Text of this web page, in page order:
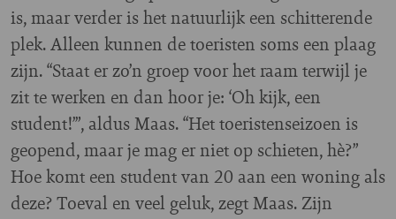
is, maar verder is het natuurlijk een schitterende
plek. Alleen kunnen de toeristen soms een plaag
zijn. “Staat er zo’n groep voor het raam terwijl je
zit te werken en dan hoor je: ‘Oh kijk, een
student!’”, aldus Maas. “Het toeristenseizoen is
geopend, maar je mag er niet op schieten, hè?”
Hoe komt een student van 20 aan een woning als
deze? Toeval en veel geluk, zegt Maas. Zijn